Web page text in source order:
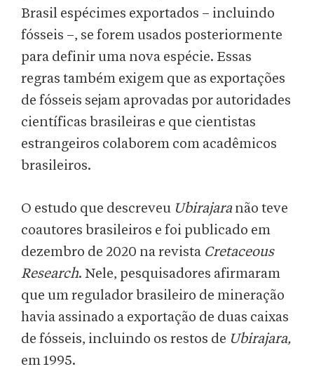
Brasil espécimes exportados – incluindo
fósseis –, se forem usados ​​posteriormente
para definir uma nova espécie. Essas
regras também exigem que as exportações
de fósseis sejam aprovadas por autoridades
científicas brasileiras e que cientistas
estrangeiros colaborem com acadêmicos
brasileiros.
O estudo que descreveu Ubirajara não teve
coautores brasileiros e foi publicado em
dezembro de 2020 na revista Cretaceous
Research. Nele, pesquisadores afirmaram
que um regulador brasileiro de mineração
havia assinado a exportação de duas caixas
de fósseis, incluindo os restos de Ubirajara,
em 1995.